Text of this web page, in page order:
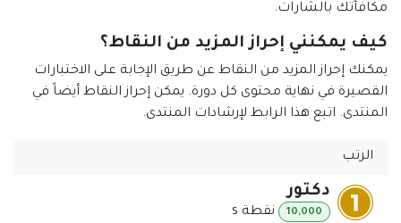
مكافأتك بالشارات.
كيف يمكنني إحراز المزيد من النقاط؟
يمكنك إحراز المزيد من النقاط عن طريق الإجابة على الاختبارات
القصيرة في نهاية محتوى كل دورة. يمكن إحراز النقاط أيضاً في
المنتدى. اتبع هذا الرابط لإرشادات المنتدى.
الرتب
دكتور
10,000 نقطة s